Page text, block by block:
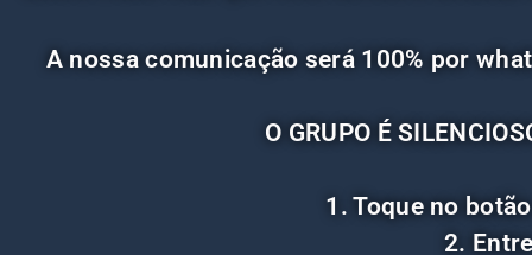
A nossa comunicação será 100% por
O GRUPO É
1. Toque no
2.